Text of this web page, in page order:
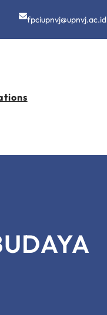
fpciupnvj@upnvj.ac.id